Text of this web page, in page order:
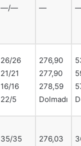
—/—
—
26/26
21/21
16/16
22/5
276,90
277,90
278,59
Dolmadı
35/35
276,03